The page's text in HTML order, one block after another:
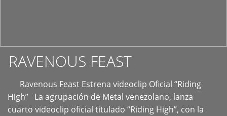
RAVENOUS FEAST
Ravenous Feast Estrena videoclip Oficial “Riding
High” La agrupación de Metal venezolano, lanza
cuarto videoclip oficial titulado “Riding High”, con la